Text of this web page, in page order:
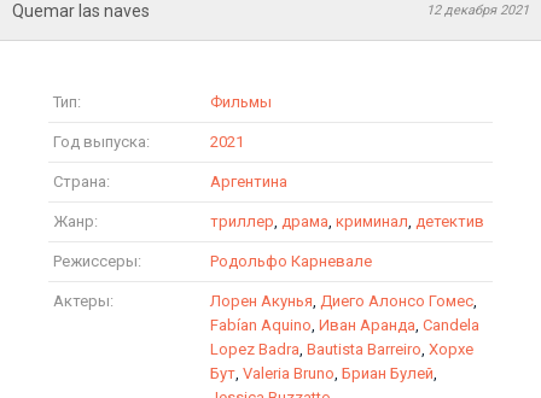
Quemar las naves 12 декабря 2021
Тип: Фильмы
Год выпуска: 2021
Страна: Аргентина
Жанр: триллер, драма, криминал, детектив
Режиссеры: Родольфо Карневале
Актеры: Лорен Акунья, Диего Алонсо Гомес,
Fabían Aquino, Иван Аранда, Candela
Lopez Badra, Bautista Barreiro, Хорхе
Бут, Valeria Bruno, Бриан Булей,